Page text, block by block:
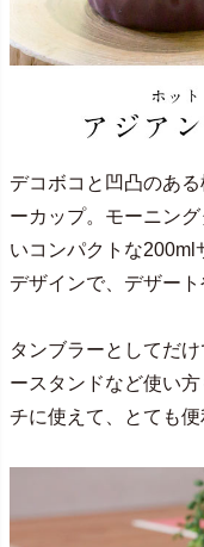
デコボコと凹凸のあ
ーカップ。モーニン
いコンパクトな200ml
デザインで、デザー
タンブラーとしてだ
ースタンドなど使い
チに使えて、とても便